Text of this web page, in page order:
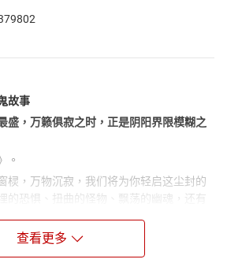
故事
盛，万籁俱寂之时，正是阴阳界限模糊之
。
棂，万物沉寂，我们将为你轻启这尘封的
的恐惧、扭曲的怪物、飘荡的幽魂，还有
魂：无需长久等待，
肴将准时奉上。或长或短，或凄美诡异，
查看更多